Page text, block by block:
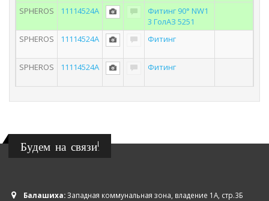
SPHEROS
11114524A
Фитинг 90° NW1
3 ГолАЗ 5251
SPHEROS
11114524A Фитинг
SPHEROS 11114524A Фитинг
Будем на связи!
Балашиха:Западная коммунальная зона, владение 1А, стр.3Б